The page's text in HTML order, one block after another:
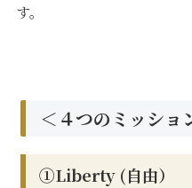
す。
＜４つのミッショ
①Liberty (自由）